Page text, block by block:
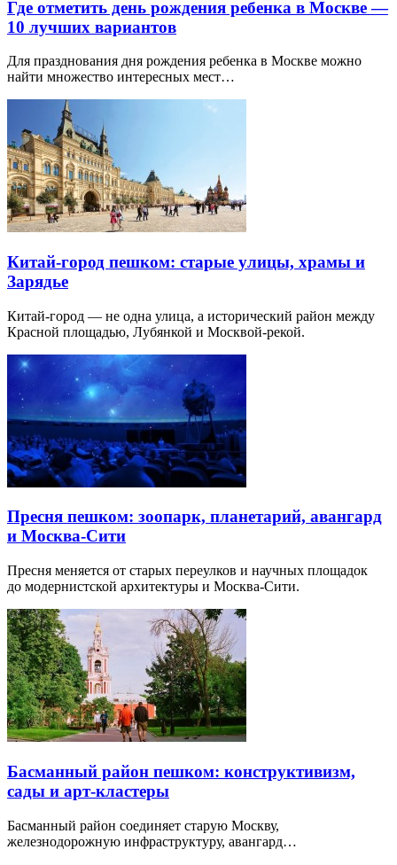
Где отметить день рождения ребенка в Москве —
10 лучших вариантов
Для празднования дня рождения ребенка в Москве можно
найти множество интересных мест…
Китай-город пешком: старые улицы, храмы и
Зарядье
Китай-город — не одна улица, а исторический район между
Красной площадью, Лубянкой и Москвой-рекой.
Пресня пешком: зоопарк, планетарий, авангард
и Москва-Сити
Пресня меняется от старых переулков и научных площадок
до модернистской архитектуры и Москва-Сити.
Басманный район пешком: конструктивизм,
сады и арт-кластеры
Басманный район соединяет старую Москву,
железнодорожную инфраструктуру, авангард…